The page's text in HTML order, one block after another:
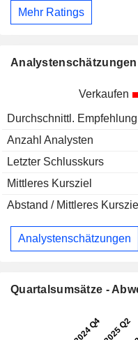
Mehr Ratings
Analystenschätzungen
Verkaufen
Durchschnittl. Empfehlung
Anzahl Analysten
Letzter Schlusskurs
Mittleres Kursziel
Abstand / Mittleres Kursziel
Analystenschätzungen
Quartalsumsätze -